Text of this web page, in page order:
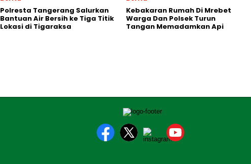
Polresta Tangerang Salurkan
Bantuan Air Bersih ke Tiga Titik
Lokasi di Tigaraksa
Kebakaran Rumah Di Mrebet
Warga Dan Polsek Turun
Tangan Memadamkan Api